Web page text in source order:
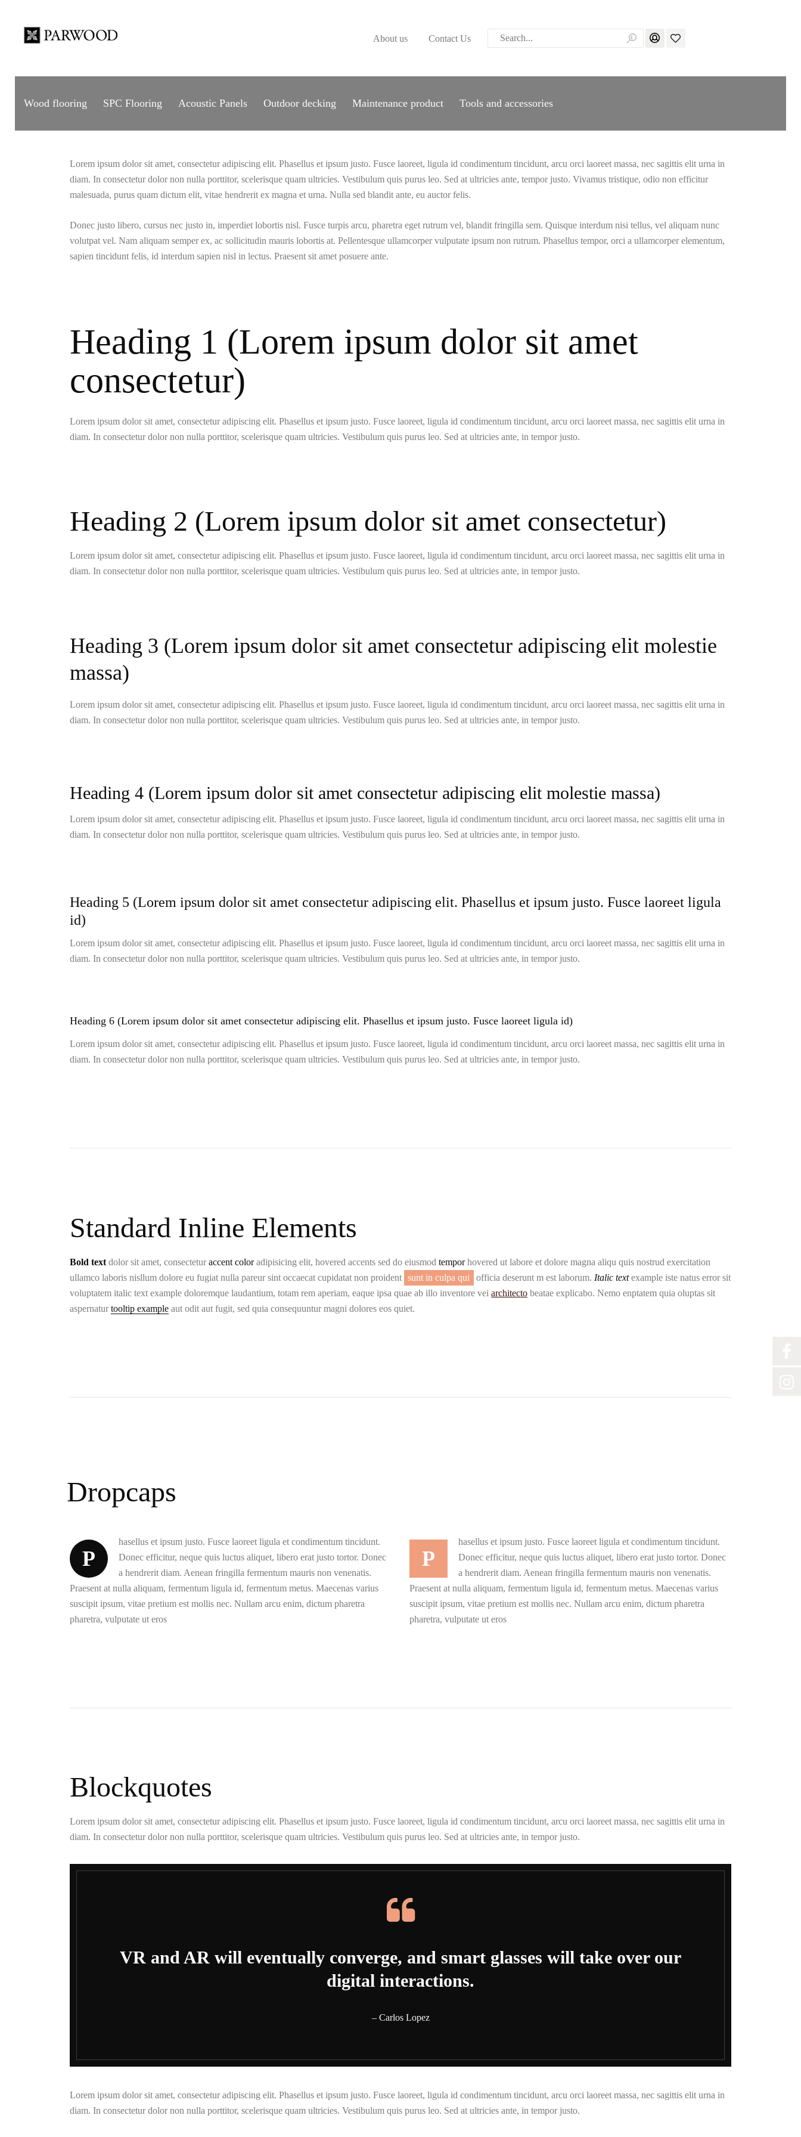
About us Contact Us
Wood flooring SPC Flooring Acoustic Panels Outdoor decking Maintenance product Tools and accessories
WOOD FLOORING
SPC FLOORING
OUTDOOR DECKING
PRODUCT
Lorem ipsum dolor sit amet, consectetur adipiscing elit. Phasellus et ipsum justo. Fusce laoreet, ligula id condimentum tincidunt, arcu orci laoreet massa, nec sagittis elit urna in
diam. In consectetur dolor non nulla porttitor, scelerisque quam ultricies. Vestibulum quis purus leo. Sed at ultricies ante, tempor justo. Vivamus tristique, odio non efficitur
malesuada, purus quam dictum elit, vitae hendrerit ex magna et urna. Nulla sed blandit ante, eu auctor felis.
Donec justo libero, cursus nec justo in, imperdiet lobortis nisl. Fusce turpis arcu, pharetra eget rutrum vel, blandit fringilla sem. Quisque interdum nisi tellus, vel aliquam nunc
volutpat vel. Nam aliquam semper ex, ac sollicitudin mauris lobortis at. Pellentesque ullamcorper vulputate ipsum non rutrum. Phasellus tempor, orci a ullamcorper elementum,
sapien tincidunt felis, id interdum sapien nisl in lectus. Praesent sit amet posuere ante.
Heading 1 (Lorem ipsum dolor sit amet
consectetur)
Lorem ipsum dolor sit amet, consectetur adipiscing elit. Phasellus et ipsum justo. Fusce laoreet, ligula id condimentum tincidunt, arcu orci laoreet massa, nec sagittis elit urna in
diam. In consectetur dolor non nulla porttitor, scelerisque quam ultricies. Vestibulum quis purus leo. Sed at ultricies ante, in tempor justo.
Heading 2 (Lorem ipsum dolor sit amet consectetur)
Lorem ipsum dolor sit amet, consectetur adipiscing elit. Phasellus et ipsum justo. Fusce laoreet, ligula id condimentum tincidunt, arcu orci laoreet massa, nec sagittis elit urna in
diam. In consectetur dolor non nulla porttitor, scelerisque quam ultricies. Vestibulum quis purus leo. Sed at ultricies ante, in tempor justo.
Heading 3 (Lorem ipsum dolor sit amet consectetur adipiscing elit molestie
massa)
Lorem ipsum dolor sit amet, consectetur adipiscing elit. Phasellus et ipsum justo. Fusce laoreet, ligula id condimentum tincidunt, arcu orci laoreet massa, nec sagittis elit urna in
diam. In consectetur dolor non nulla porttitor, scelerisque quam ultricies. Vestibulum quis purus leo. Sed at ultricies ante, in tempor justo.
Heading 4 (Lorem ipsum dolor sit amet consectetur adipiscing elit molestie massa)
Lorem ipsum dolor sit amet, consectetur adipiscing elit. Phasellus et ipsum justo. Fusce laoreet, ligula id condimentum tincidunt, arcu orci laoreet massa, nec sagittis elit urna in
diam. In consectetur dolor non nulla porttitor, scelerisque quam ultricies. Vestibulum quis purus leo. Sed at ultricies ante, in tempor justo.
Heading 5 (Lorem ipsum dolor sit amet consectetur adipiscing elit. Phasellus et ipsum justo. Fusce laoreet ligula
id)
Lorem ipsum dolor sit amet, consectetur adipiscing elit. Phasellus et ipsum justo. Fusce laoreet, ligula id condimentum tincidunt, arcu orci laoreet massa, nec sagittis elit urna in
diam. In consectetur dolor non nulla porttitor, scelerisque quam ultricies. Vestibulum quis purus leo. Sed at ultricies ante, in tempor justo.
Heading 6 (Lorem ipsum dolor sit amet consectetur adipiscing elit. Phasellus et ipsum justo. Fusce laoreet ligula id)
Lorem ipsum dolor sit amet, consectetur adipiscing elit. Phasellus et ipsum justo. Fusce laoreet, ligula id condimentum tincidunt, arcu orci laoreet massa, nec sagittis elit urna in
diam. In consectetur dolor non nulla porttitor, scelerisque quam ultricies. Vestibulum quis purus leo. Sed at ultricies ante, in tempor justo.
Standard Inline Elements
Bold text dolor sit amet, consecteturaccent coloradipisicing elit, hovered accents sed do eiusmod temporhovered ut labore et dolore magna aliqu quis nostrud exercitation
ullamco laboris nisllum dolore eu fugiat nulla pareur sint occaecat cupidatat non proident
sunt in culpa qui officia deserunt m est laborum. Italic textexample iste natus error sit
voluptatem italic text example doloremque laudantium, totam rem aperiam, eaque ipsa quae ab illo inventore vei architecto beatae explicabo. Nemo enptatem quia oluptas sit
aspernaturtooltip example aut odit aut fugit, sed quia consequuntur magni dolores eos quiet.
Dropcaps
P
hasellus et ipsum justo. Fusce laoreet ligula et condimentum tincidunt.
Donec efficitur, neque quis luctus aliquet, libero erat justo tortor. Donec
a hendrerit diam. Aenean fringilla fermentum mauris non venenatis.
Praesent at nulla aliquam, fermentum ligula id, fermentum metus. Maecenas varius
suscipit ipsum, vitae pretium est mollis nec. Nullam arcu enim, dictum pharetra
pharetra, vulputate ut eros
P
hasellus et ipsum justo. Fusce laoreet ligula et condimentum tincidunt.
Donec efficitur, neque quis luctus aliquet, libero erat justo tortor. Donec
a hendrerit diam. Aenean fringilla fermentum mauris non venenatis.
Praesent at nulla aliquam, fermentum ligula id, fermentum metus. Maecenas varius
suscipit ipsum, vitae pretium est mollis nec. Nullam arcu enim, dictum pharetra
pharetra, vulputate ut eros
Blockquotes
Lorem ipsum dolor sit amet, consectetur adipiscing elit. Phasellus et ipsum justo. Fusce laoreet, ligula id condimentum tincidunt, arcu orci laoreet massa, nec sagittis elit urna in
diam. In consectetur dolor non nulla porttitor, scelerisque quam ultricies. Vestibulum quis purus leo. Sed at ultricies ante, in tempor justo.
VR and AR will eventually converge, and smart glasses will take over our
digital interactions.
– Carlos Lopez
Lorem ipsum dolor sit amet, consectetur adipiscing elit. Phasellus et ipsum justo. Fusce laoreet, ligula id condimentum tincidunt, arcu orci laoreet massa, nec sagittis elit urna in
diam. In consectetur dolor non nulla porttitor, scelerisque quam ultricies. Vestibulum quis purus leo. Sed at ultricies ante, in tempor justo.